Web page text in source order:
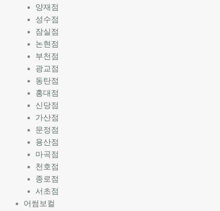
양재점
성수점
잠실점
논현점
부천점
광교점
동탄점
홍대점
신당점
가산점
문정점
용산점
마곡점
천호점
종로점
서초점
어썸보컬